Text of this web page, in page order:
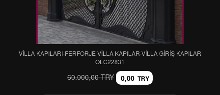
VİLLA KAPILARI-FERFORJE VİLLA KAPILAR-VİLLA GİRİŞ KAPILAR
OLC22831
60.000,00 TRY 0,00 TRY